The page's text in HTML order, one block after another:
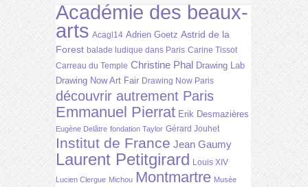
Académie des beaux-
arts Acagl14 Adrien Goetz Astrid de la
Forest balade ludique dans Paris Carine Tissot
Carreau du Temple Christine Phal Drawing Lab
Drawing Now Art Fair Drawing Now Paris
découvrir autrement Paris
Emmanuel Pierrat Erik Desmazières
Eugène Delâtre fondation Taylor Gérard Jouhet
Institut de France Jean Gaumy
Laurent Petitgirard Louis XIV
Lucien Clergue Michou Montmartre Musée